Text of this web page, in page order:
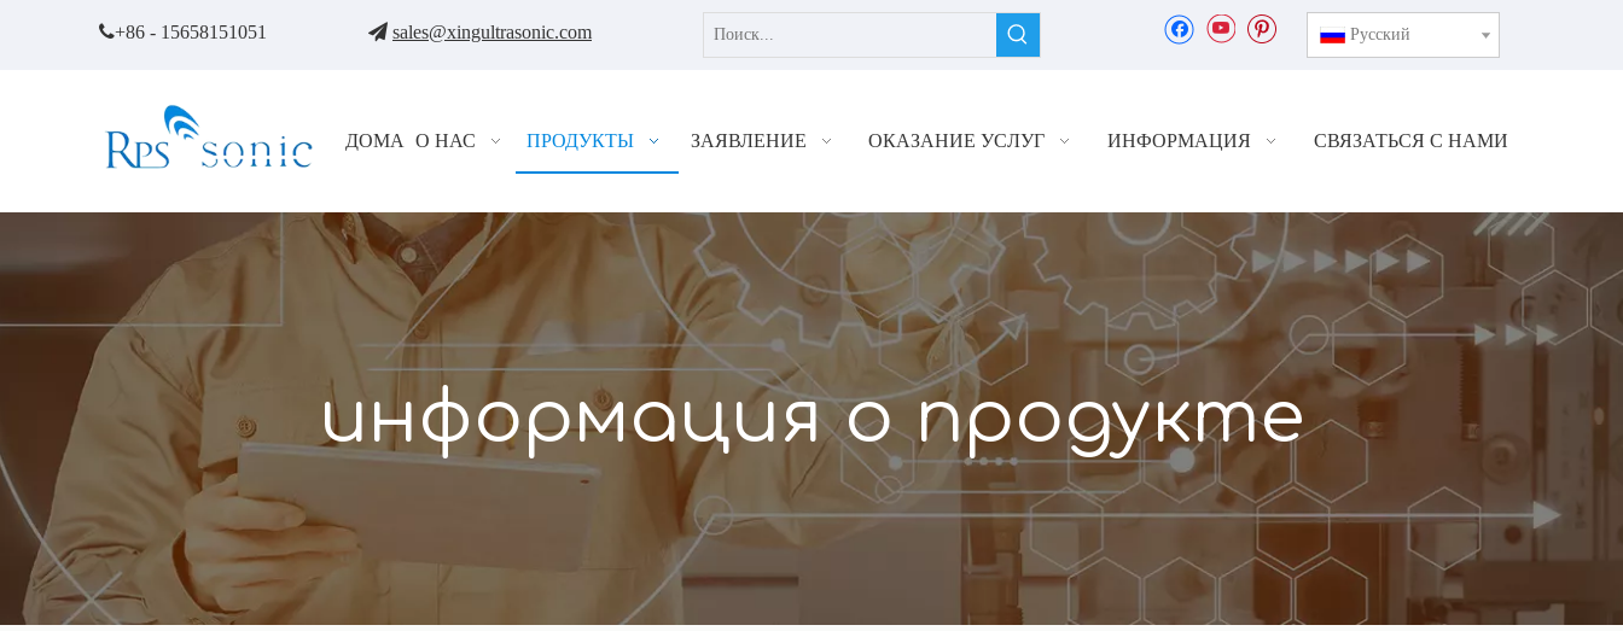
+86 - 15658151051  sales@xingultrasonic.com Pусский
ДОМА О НАС ПРОДУКТЫ ЗАЯВЛЕНИЕ ОКАЗАНИЕ УСЛУГ ИНФОРМАЦИЯ СВЯЗАТЬСЯ С НАМИ
информация о продукте